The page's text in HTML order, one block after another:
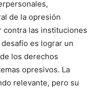
de la opresión
contra las instituciones
es lograr un
los derechos
opresivos. La
relevante, pero su